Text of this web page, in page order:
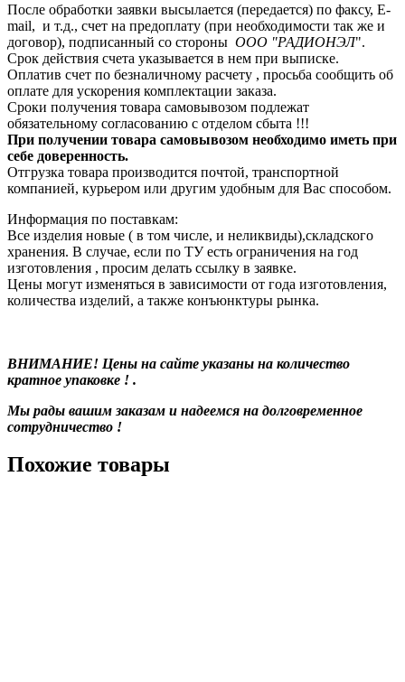
После обработки заявки высылается (передается) по факсу, E-
mail, и т.д., счет на предоплату (при необходимости так же и
договор), подписанный со стороны ООО "РАДИОНЭЛ".
Срок действия счета указывается в нем при выписке.
Оплатив счет по безналичному расчету , просьба сообщить об
оплате для ускорения комплектации заказа.
Сроки получения товара самовывозом подлежат
обязательному согласованию с отделом сбыта !!!
При получении товара самовывозом необходимо иметь при
себе доверенность.
Отгрузка товара производится почтой, транспортной
компанией, курьером или другим удобным для Вас способом.
Информация по поставкам:
Все изделия новые ( в том числе, и неликвиды),складского
хранения. В случае, если по ТУ есть ограничения на год
изготовления , просим делать ссылку в заявке.
Цены могут изменяться в зависимости от года изготовления,
количества изделий, а также конъюнктуры рынка.
ВНИМАНИЕ! Цены на сайте указаны на количество
кратное упаковке ! .
Мы рады вашим заказам и надеемся на долговременное
сотрудничество !
Похожие товары